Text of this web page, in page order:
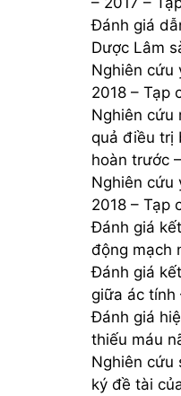
Đánh giá
Dược Lâm
Nghiên cứu
2018 – Tạp
Nghiên cứu
quả điều trị
hoàn trước
Nghiên cứu
2018 – Tạp
Đánh giá
động mạch
Đánh giá
giữa ác tính
Đánh giá
thiếu máu
Nghiên cứu
ký đề tài